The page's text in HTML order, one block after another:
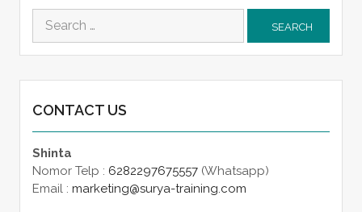
Search
for:
CONTACT US
Shinta
Nomor Telp : 6282297675557(Whatsapp)
Email : marketing@surya-training.com